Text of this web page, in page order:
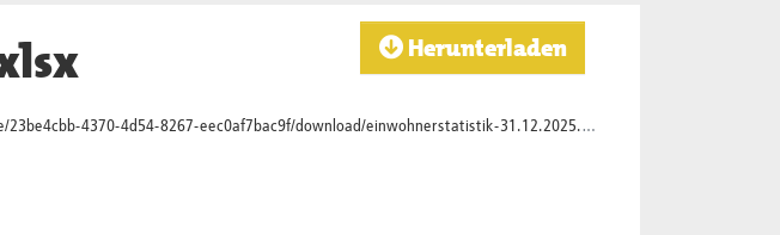
Herunterladen
4370-4d54-8267-eec0af7bac9f/download/einwohnerstatistik-31.12.2025.xlsx